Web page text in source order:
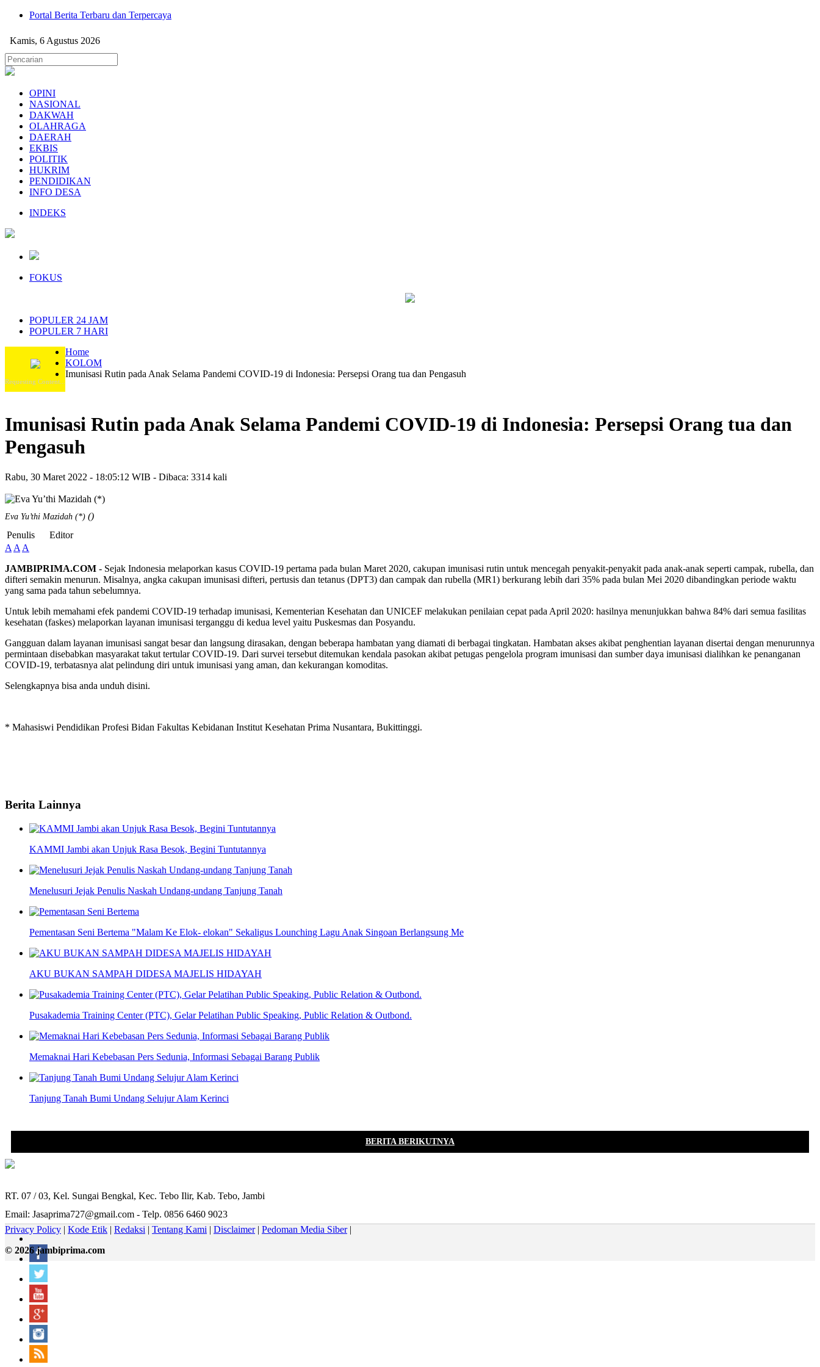
Portal Berita Terbaru dan Terpercaya
Kamis, 6 Agustus 2026
OPINI
NASIONAL
DAKWAH
OLAHRAGA
DAERAH
EKBIS
POLITIK
HUKRIM
PENDIDIKAN
INFO DESA
INDEKS
FOKUS
POPULER 24 JAM
POPULER 7 HARI
Requesting Content...
Home
KOLOM
Imunisasi Rutin pada Anak Selama Pandemi COVID-19 di Indonesia: Persepsi Orang tua dan Pengasuh
Imunisasi Rutin pada Anak Selama Pandemi COVID-19 di Indonesia: Persepsi Orang tua dan
Pengasuh
Rabu, 30 Maret 2022 - 18:05:12 WIB - Dibaca: 3314 kali
Eva Yu’thi Mazidah (*) ()
Penulis
Editor
A A A
JAMBIPRIMA.COM - Sejak Indonesia melaporkan kasus COVID-19 pertama pada bulan Maret 2020, cakupan imunisasi rutin untuk mencegah penyakit-penyakit pada anak-anak seperti campak, rubella, dan
difteri semakin menurun. Misalnya, angka cakupan imunisasi difteri, pertusis dan tetanus (DPT3) dan campak dan rubella (MR1) berkurang lebih dari 35% pada bulan Mei 2020 dibandingkan periode waktu
yang sama pada tahun sebelumnya.
Untuk lebih memahami efek pandemi COVID-19 terhadap imunisasi, Kementerian Kesehatan dan UNICEF melakukan penilaian cepat pada April 2020: hasilnya menunjukkan bahwa 84% dari semua fasilitas
kesehatan (faskes) melaporkan layanan imunisasi terganggu di kedua level yaitu Puskesmas dan Posyandu.
Gangguan dalam layanan imunisasi sangat besar dan langsung dirasakan, dengan beberapa hambatan yang diamati di berbagai tingkatan. Hambatan akses akibat penghentian layanan disertai dengan menurunnya
permintaan disebabkan masyarakat takut tertular COVID-19. Dari survei tersebut ditemukan kendala pasokan akibat petugas pengelola program imunisasi dan sumber daya imunisasi dialihkan ke penanganan
COVID-19, terbatasnya alat pelindung diri untuk imunisasi yang aman, dan kekurangan komoditas.
Selengkapnya bisa anda unduh disini.
* Mahasiswi Pendidikan Profesi Bidan Fakultas Kebidanan Institut Kesehatan Prima Nusantara, Bukittinggi.
Berita Lainnya
KAMMI Jambi akan Unjuk Rasa Besok, Begini Tuntutannya
Menelusuri Jejak Penulis Naskah Undang-undang Tanjung Tanah
Pementasan Seni Bertema "Malam Ke Elok- elokan" Sekaligus Lounching Lagu Anak Singoan Berlangsung Me
AKU BUKAN SAMPAH DIDESA MAJELIS HIDAYAH
Pusakademia Training Center (PTC), Gelar Pelatihan Public Speaking, Public Relation & Outbond.
Memaknai Hari Kebebasan Pers Sedunia, Informasi Sebagai Barang Publik
Tanjung Tanah Bumi Undang Selujur Alam Kerinci
BERITA BERIKUTNYA
RT. 07 / 03, Kel. Sungai Bengkal, Kec. Tebo Ilir, Kab. Tebo, Jambi
Email: Jasaprima727@gmail.com - Telp. 0856 6460 9023
Privacy Policy | Kode Etik | Redaksi | Tentang Kami | Disclaimer| Pedoman Media Siber|
© 2026 jambiprima.com